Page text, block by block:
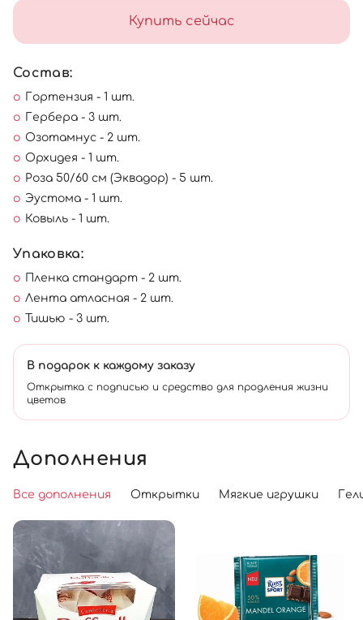
Купить сейчас
Состав:
Гортензия - 1 шт.
Гербера - 3 шт.
Озотамнус - 2 шт.
Орхидея - 1 шт.
Роза 50/60 см (Эквадор) - 5 шт.
Эустома - 1 шт.
Ковыль - 1 шт.
Упаковка:
Пленка стандарт - 2 шт.
Лента атласная - 2 шт.
Тишью - 3 шт.
В подарок к каждому заказу
Открытка с подписью и средство для продления жизни
цветов
Дополнения
Все дополнения Открытки Мягкие игрушки